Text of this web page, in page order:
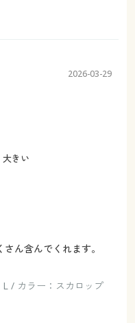
2026-03-29
大きい
ん含んでくれます。
/ カラー：スカロップ